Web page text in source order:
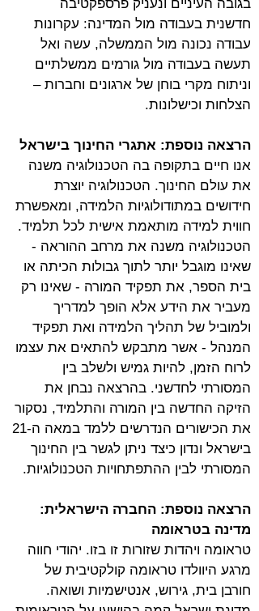
בגובה העיניים ונעניק פרספקטיבה
חדשנית בעבודה מול המדינה: עקרונות
עבודה נכונה מול הממשלה, עשה ואל
תעשה בעבודה מול גורמים ממשלתיים
וניתוח מקרי בוחן של ארגונים וחברות –
הצלחות וכישלונות.
הרצאה נוספת: אתגרי החינוך בישראל
אנו חיים בתקופה בה הטכנולוגיה משנה
את עולם החינוך. הטכנולוגיה יוצרת
חידושים במתודולוגיות הלמידה, ומאפשרת
חווית למידה מותאמת אישית לכל תלמיד.
הטכנולוגיה משנה את מרחב ההוראה -
שאינו מוגבל יותר לתוך גבולות הכיתה או
בית הספר, את תפקיד המורה - שאינו רק
מעביר את הידע אלא הופך למדריך
ולמוביל של תהליך הלמידה ואת תפקיד
המנהל - אשר מתבקש להתאים את עצמו
לרוח הזמן, להיות גמיש ולשלב בין
המסורתי לחדשני. בהרצאה נבחן את
הזיקה החדשה בין המורה והתלמיד, נסקור
בישראל ונדון כיצד ניתן לגשר בין החינוך
המסורתי לבין ההתפתחויות הטכנולוגיות.
הרצאה נוספת: החברה הישראלית:
מדינה בטראומה
טראומה ויהדות שזורות זו בזו. יהודי חווה
מרגע היוולדו טראומה קולקטיבית של
חורבן בית, גירוש, אנטישמיות ושואה.